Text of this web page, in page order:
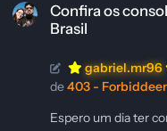
Confira os
Brasil
gabriel.mr96
de403 -
Espero um dia ter